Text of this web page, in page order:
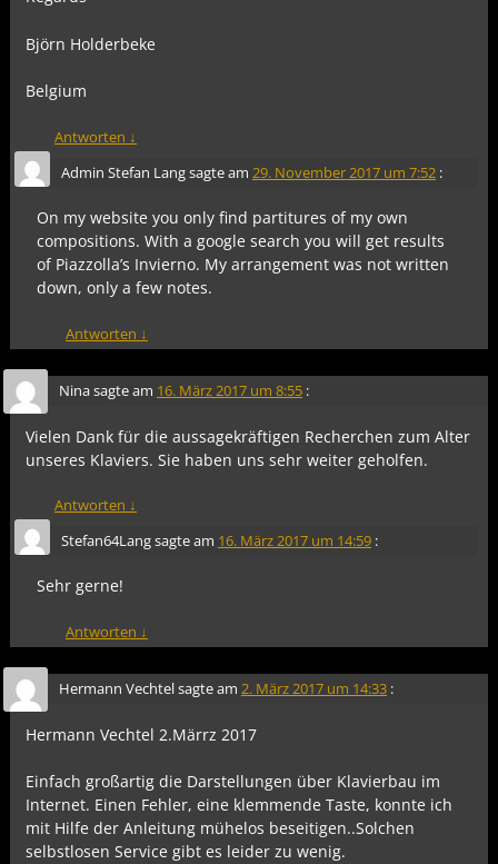
Björn Holderbeke
Belgium
Antworten ↓
Admin Stefan Langsagte am 29. November 2017 um 7:52 :
On my website you only find partitures of my own
compositions. With a google search you will get results
of Piazzolla’s Invierno. My arrangement was not written
down, only a few notes.
Antworten ↓
Ninasagte am 16. März 2017 um 8:55 :
Vielen Dank für die aussagekräftigen Recherchen zum Alter
unseres Klaviers. Sie haben uns sehr weiter geholfen.
Antworten ↓
Stefan64Langsagte am 16. März 2017 um 14:59 :
Sehr gerne!
Antworten ↓
Hermann Vechtelsagte am 2. März 2017 um 14:33 :
Hermann Vechtel 2.Märrz 2017
Einfach großartig die Darstellungen über Klavierbau im
Internet. Einen Fehler, eine klemmende Taste, konnte ich
mit Hilfe der Anleitung mühelos beseitigen..Solchen
selbstlosen Service gibt es leider zu wenig.